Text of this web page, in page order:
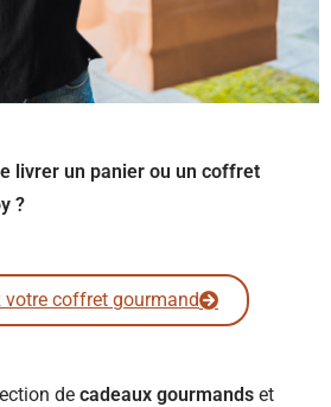
livrer un panier ou un coffret
?
votre coffret gourmand
de cadeaux gourmands et